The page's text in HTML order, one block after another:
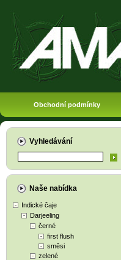
Obchodní podmínky
Vyhledávání
Naše nabídka
Indické čaje
Darjeeling
černé
first flush
směsi
zelené